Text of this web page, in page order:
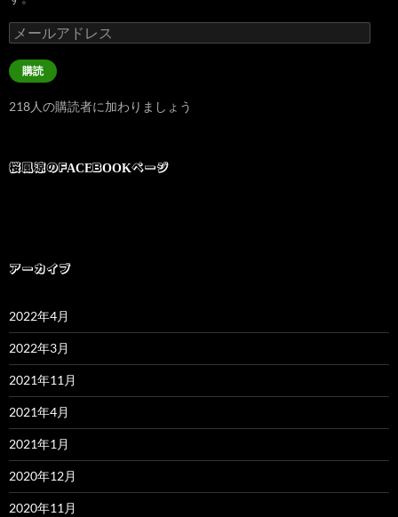
メ
ー
ル
ア
レ
購読
218人の購読者に加わりましょう
桜風涼のFACEBOOKページ
アーカイブ
2022年4月
2022年3月
2021年11月
2021年4月
2021年1月
2020年12月
2020年11月